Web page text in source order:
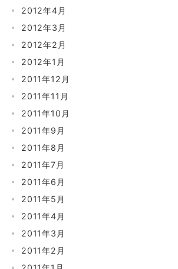
2012年4月
2012年3月
2012年2月
2012年1月
2011年12月
2011年11月
2011年10月
2011年9月
2011年8月
2011年7月
2011年6月
2011年5月
2011年4月
2011年3月
2011年2月